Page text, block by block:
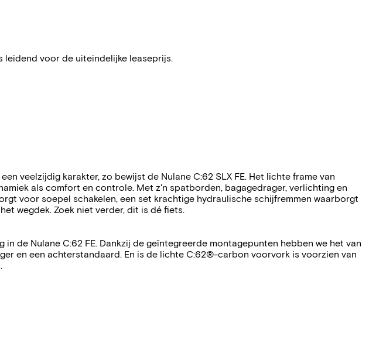
leidend voor de uiteindelijke leaseprijs.
veelzijdig karakter, zo bewijst de Nulane C:62 SLX FE. Het lichte frame van
als comfort en controle. Met z'n spatborden, bagagedrager, verlichting en
voor soepel schakelen, een set krachtige hydraulische schijfremmen waarborgt
wegdek. Zoek niet verder, dit is dé fiets.
de Nulane C:62 FE. Dankzij de geïntegreerde montagepunten hebben we het van
en een achterstandaard. En is de lichte C:62®-carbon voorvork is voorzien van